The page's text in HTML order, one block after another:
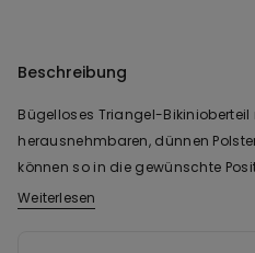
Beschreibung
Bügelloses Triangel-
herausnehmbaren, dünnen
können so in die gewünschte
Träger sind mit Verschluss im
Weiterlesen